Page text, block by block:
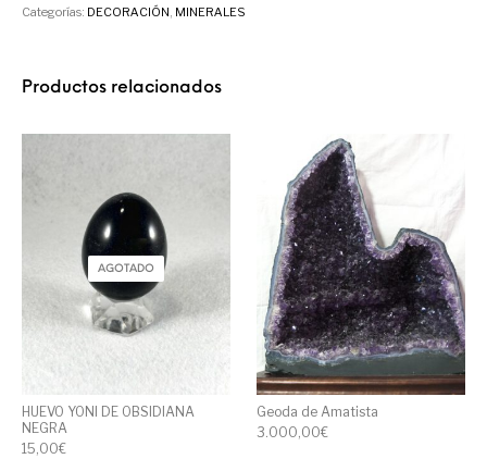
Categorías: DECORACIÓN, MINERALES
Productos relacionados
AGOTADO
HUEVO YONI DE OBSIDIANA
NEGRA
15,00€
Geoda de Amatista
3.000,00€